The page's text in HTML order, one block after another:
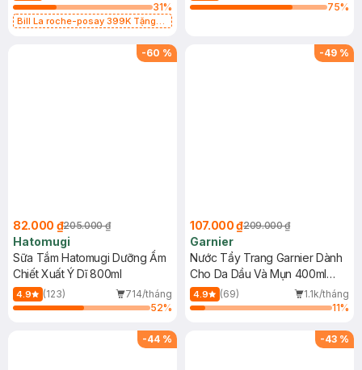
31%
Bill La roche-posay 399K Tặng
75%
-60 %
82.000 ₫205.000 ₫
Hatomugi
Sữa Tắm Hatomugi Dưỡng Ẩm
Chiết Xuất Ý Dĩ 800ml
4.9 (123)
714/tháng
52%
-49 %
107.000 ₫209.000 ₫
Garnier
Nước Tẩy Trang Garnier Dành
Cho Da Dầu Và Mụn 400ml
(Mới)
4.9 (69)
1.1k/tháng
11%
-44 % -43 %